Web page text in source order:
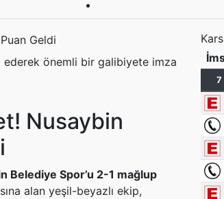
ederek önemli bir galibiyete imza
Nusaybin
Belediye Spor’u 2-1 mağlup
alan yeşil-beyazlı ekip,
Kars